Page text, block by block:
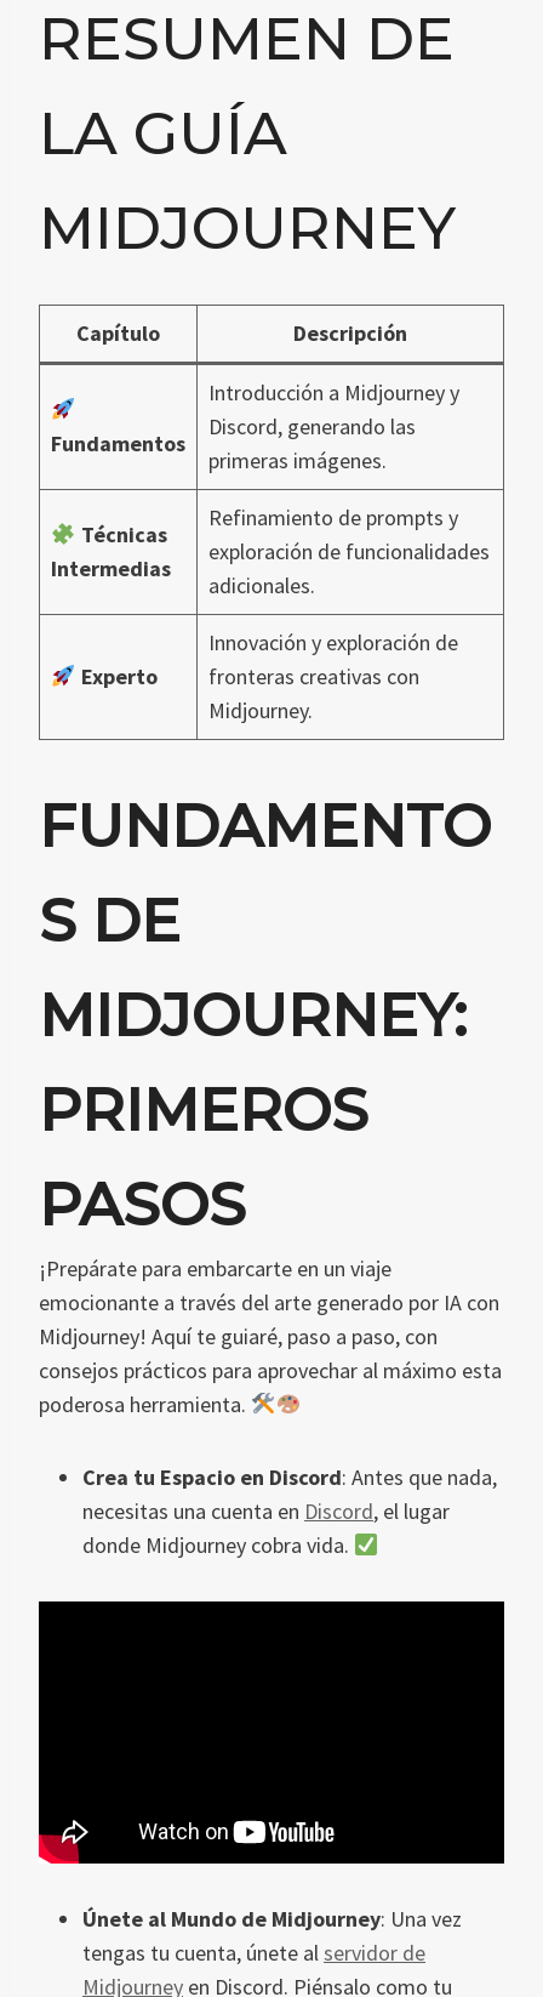
RESUMEN DE
LA GUÍA
MIDJOURNEY
Capítulo Descripción
Fundamentos
Introducción a Midjourney y
Discord, generando las
primeras imágenes.
Técnicas
Intermedias
Refinamiento de prompts y
exploración de funcionalidades
adicionales.
Experto
Innovación y exploración de
fronteras creativas con
Midjourney.
FUNDAMENTO
S DE
MIDJOURNEY:
PRIMEROS
PASOS
¡Prepárate para embarcarte en un viaje
emocionante a través del arte generado por IA con
Midjourney! Aquí te guiaré, paso a paso, con
consejos prácticos para aprovechar al máximo esta
poderosa herramienta.
Crea tu Espacio en Discord: Antes que nada,
necesitas una cuenta en Discord, el lugar
donde Midjourney cobra vida.
Únete al Mundo de Midjourney: Una vez
tengas tu cuenta, únete alservidor de
Midjourney en Discord. Piénsalo como tu